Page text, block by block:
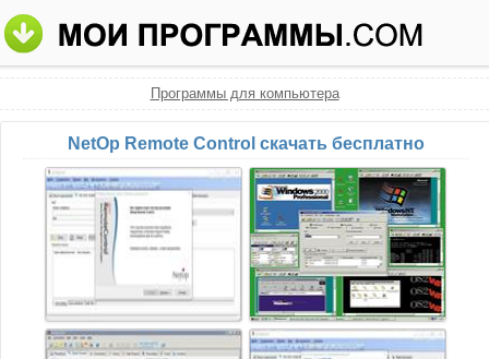
Программы для компьютера
NetOp Remote Control скачать бесплатно